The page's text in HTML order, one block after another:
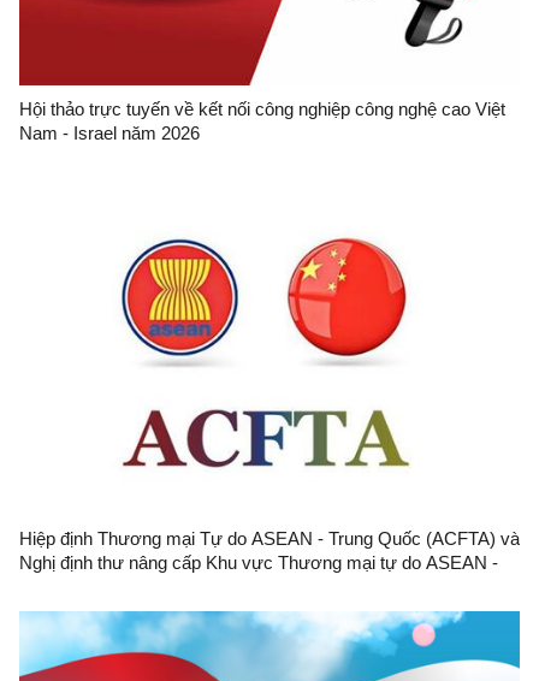
Hội thảo trực tuyến về kết nối công nghiệp công nghệ cao Việt
Nam - Israel năm 2026
Hiệp định Thương mại Tự do ASEAN - Trung Quốc (ACFTA) và
Nghị định thư nâng cấp Khu vực Thương mại tự do ASEAN -